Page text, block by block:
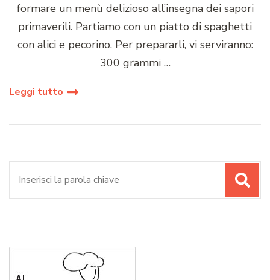
formare un menù delizioso all’insegna dei sapori
primaverili. Partiamo con un piatto di spaghetti
con alici e pecorino. Per prepararli, vi serviranno:
300 grammi …
Leggi tutto